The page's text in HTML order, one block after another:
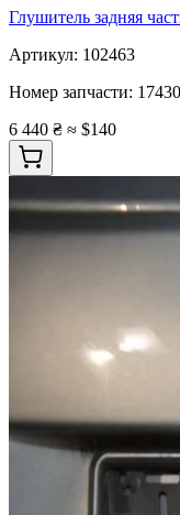
Глушитель задняя
Артикул: 102463
Номер запчасти:
6 440 ₴ ≈ $140